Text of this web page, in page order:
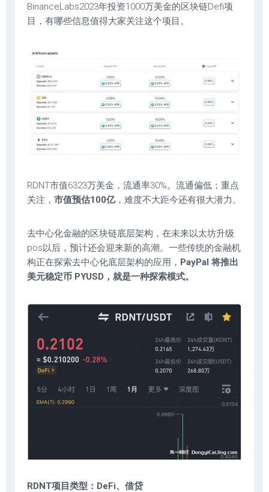
BinanceLabs2023年投资1000万美金的区块链Defi项
目，有哪些信息值得大家关注这个项目。
RDNT市值6323万美金，流通率30%。流通偏低；重点
关注， 市值预估100亿，难度不大距今还有很大潜力。
去中心化金融的区块链底层架构，在未来以太坊升级
pos以后，预计还会迎来新的高潮。一些传统的金融机
构正在探索去中心化底层架构的应用， PayPal 将推出
美元稳定币 PYUSD，就是一种探索模式。
RDNT项目类型：DeFi、借贷